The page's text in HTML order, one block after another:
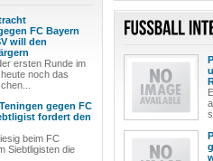
FC Bayern
will den
ersten Runde im
noch das
gegen FC
fordert den
beim FC
Siebtligisten die